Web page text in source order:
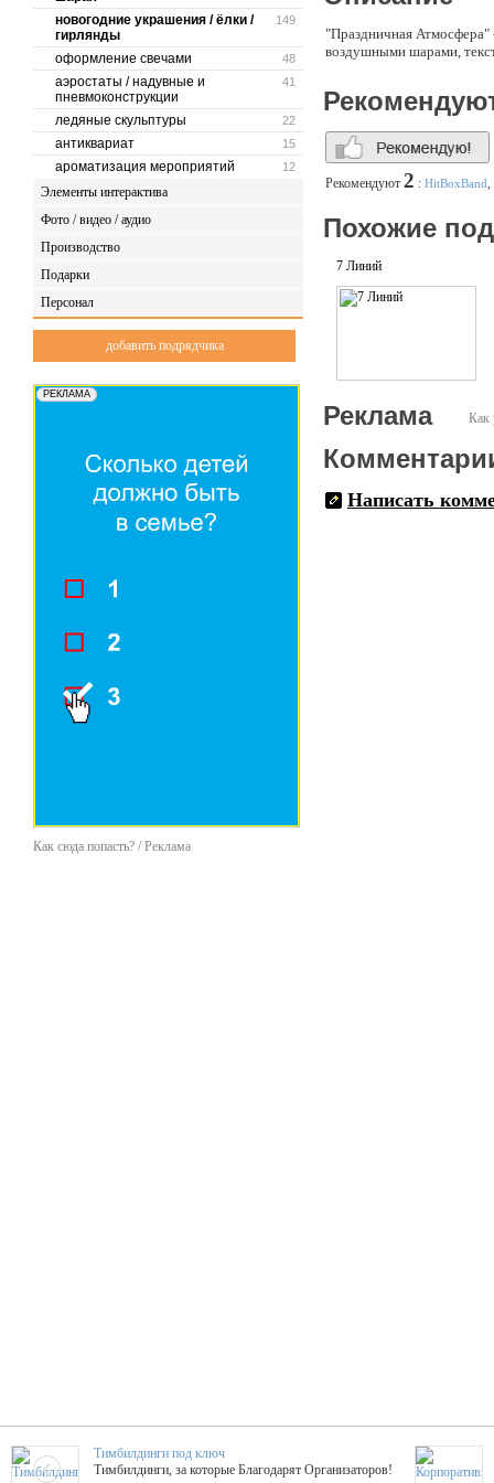
149
новогодние украшения / ёлки /
гирлянды
48
оформление свечами
41
аэростаты / надувные и
пневмоконструкции
22
ледяные скульптуры
15
антиквариат
12
ароматизация мероприятий
Элементы интерактива
Фото / видео / аудио
Производство
Подарки
Персонал
добавить подрядчика
Как сюда попасть? / Реклама
"Праздничная Атмосфера"
воздушными шарами,
Рекомендуют 2 : HitBoxBand
Похожие
7 Линий
Как
Реклама
Написать
Тимбилдинги под ключ
Тимбилдинги, за которые Благодарят Организаторов!